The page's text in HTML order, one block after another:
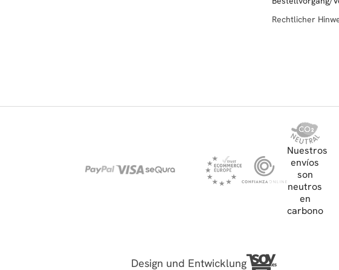
Rechtlicher
Nuestros
envíos
son
neutros
en
carbono
Design und Entwicklung